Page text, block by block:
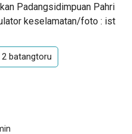
Padangsidimpuan Pahri
keselamatan/foto : ist
batangtoru